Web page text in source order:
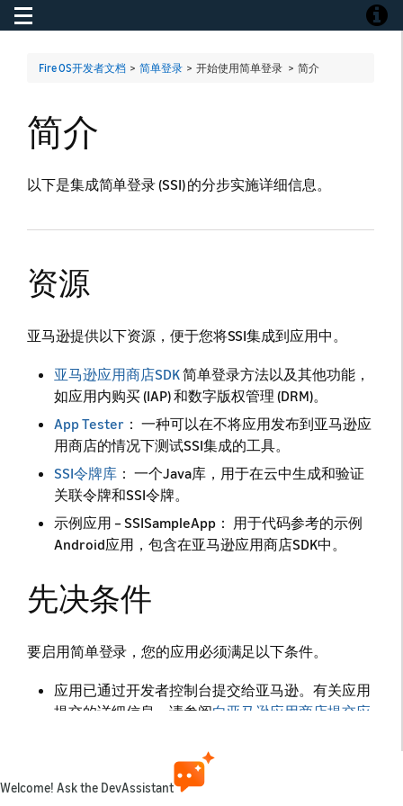
Toggle navigation
Fire OS开发者文档 > 简单登录 > 开始使用简单登录 > 简介
简介
以下是集成简单登录 (SSI) 的分步实施详细信息。
资源
亚马逊提供以下资源，便于您将SSI集成到应用中。
亚马逊应用商店SDK简单登录方法以及其他功能，
如应用内购买 (IAP) 和数字版权管理 (DRM)。
App Tester ： 一种可以在不将应用发布到亚马逊应
用商店的情况下测试SSI集成的工具。
SSI令牌库 ： 一个Java库，用于在云中生成和验证
关联令牌和SSI令牌。
示例应用 – SSISampleApp： 用于代码参考的示例
Android应用，包含在亚马逊应用商店SDK中。
先决条件
要启用简单登录，您的应用必须满足以下条件。
应用已通过开发者控制台提交给亚马逊。有关应用
提交的详细信息，请参阅向亚马逊应用商店提交应
应用已提交至动态应用测试 (LAT) 至少一次。有关
LAT提交的详细信息，请参阅
Welcome! Ask the DevAssistant